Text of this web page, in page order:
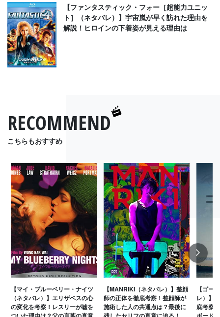
【ファンタスティック・フォー［超能力ユニッ
ト］（ネタバレ）】宇宙嵐が早く訪れた理由を
解説！ヒロインの下着姿が見える理由は
RECOMMEND
こちらもおすすめ
【マイ・ブルーベリー・ナイツ
（ネタバレ）】エリザベスの心
の変化を考察！レスリーが嘘を
【MANRIKI（ネタバレ）】整顔
師の正体を徹底考察！整顔師が
施術した人の共通点は？最後に
【ゴー
レ）】
底考察
Next